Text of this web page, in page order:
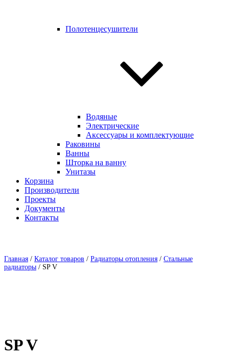
Полотенцесушители
Водяные
Электрические
Аксессуары и комплектующие
Раковины
Ванны
Шторка на ванну
Унитазы
Корзина
Производители
Проекты
Документы
Контакты
Главная / Каталог товаров / Радиаторы отопления / Стальные
радиаторы / SP V
SP V